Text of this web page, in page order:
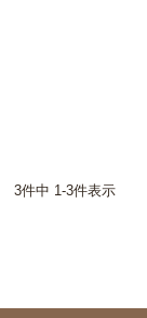
3件中 1-3件表示